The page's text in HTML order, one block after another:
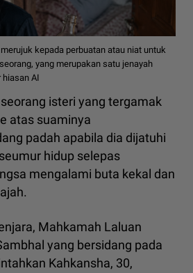
kepada perbuatan atau niat untuk
yang merupakan satu jenayah
hiasan AI
isteri yang tergamak
atas suaminya
padah apabila dia dijatuhi
hidup selepas
mengalami buta kekal dan
Mahkamah Laluan
yang bersidang pada
Kahkansha, 30,